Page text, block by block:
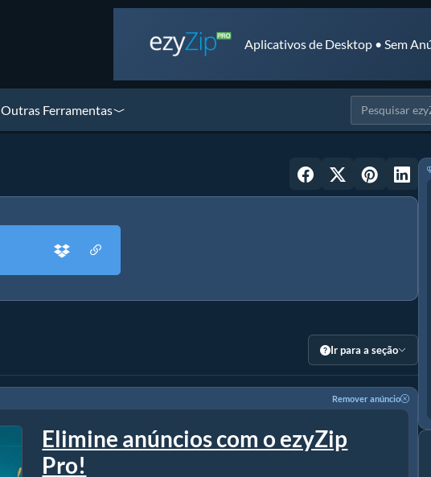
Aplicativos de Desktop • Sem
Outras Ferramentas
Ir para a seção
Remover anúncio
Elimine anúncios com o ezyZip
Pro!